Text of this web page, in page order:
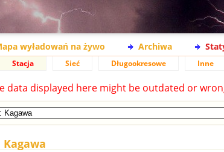
wyładowań na żywo Archiwa
Stacja Sieć Długookresowe Inne
data displayed here might be outdated or